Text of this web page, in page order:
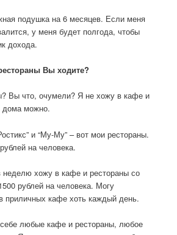
подушка на 6 месяцев. Если меня
у меня будет полгода, чтобы
дохода.
Вы ходите?
Вы что, очумели? Я не хожу в кафе и
дома можно.
и “Му-Му” – вот мои рестораны.
на человека.
неделю хожу в кафе и рестораны со
рублей на человека. Могу
приличных кафе хоть каждый день.
себе любые кафе и рестораны, любое